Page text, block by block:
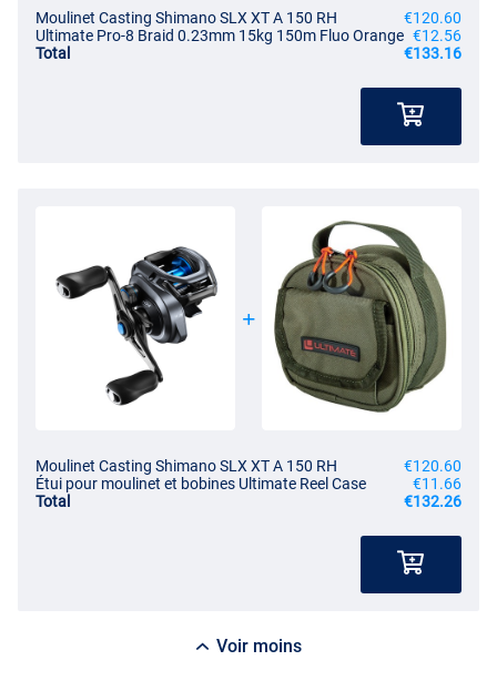
Moulinet Casting Shimano SLX XT A 150 RH
€120.60
Ultimate Pro-8 Braid 0.23mm 15kg 150m Fluo Orange €12.56
Total
€133.16
Moulinet Casting Shimano SLX XT A 150 RH
€120.60
Étui pour moulinet et bobines Ultimate Reel Case
€11.66
Total
€132.26
Voir moins